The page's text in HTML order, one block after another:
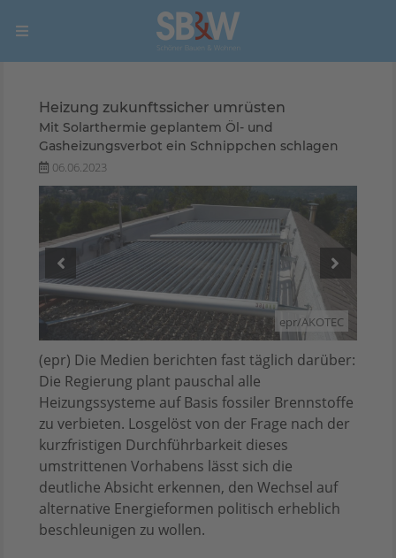
Heizung zukunftssicher umrüsten
Mit Solarthermie geplantem Öl- und
Gasheizungsverbot ein Schnippchen schlagen
06.06.2023
epr/AKOTEC
(epr) Die Medien berichten fast täglich darüber:
Die Regierung plant pauschal alle
Heizungssysteme auf Basis fossiler Brennstoffe
zu verbieten. Losgelöst von der Frage nach der
kurzfristigen Durchführbarkeit dieses
umstrittenen Vorhabens lässt sich die
deutliche Absicht erkennen, den Wechsel auf
alternative Energieformen politisch erheblich
beschleunigen zu wollen.